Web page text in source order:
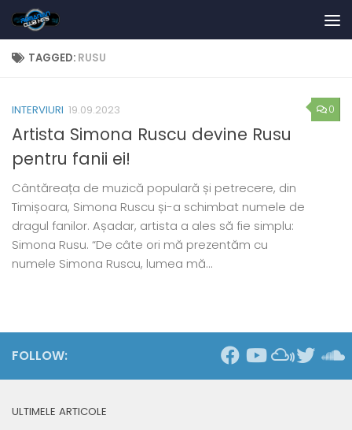
Skip to content
TAGGED: RUSU
0
INTERVIURI 19.09.2023
Artista Simona Ruscu devine Rusu
pentru fanii ei!
Cântăreața de muzică populară și petrecere, din
Timișoara, Simona Ruscu și-a schimbat numele de
dragul fanilor. Așadar, artista a ales să fie simplu:
Simona Rusu. “De câte ori mă prezentăm cu
numele Simona Ruscu, lumea mă...
FOLLOW:
ULTIMELE ARTICOLE